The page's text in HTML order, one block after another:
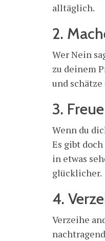
alltäglich.
2.
Wer Nein
zu deinem
und
3.
Wenn du
Es gibt
in etwas
glücklicher.
4.
Verzeihe